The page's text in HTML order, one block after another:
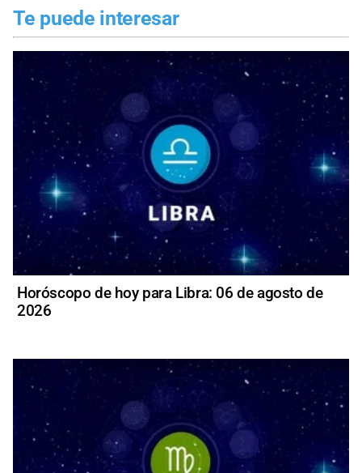
Te puede interesar
Horóscopo de hoy para Libra: 06 de agosto de
2026